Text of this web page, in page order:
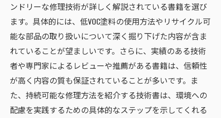
ンドリーな修理技術が詳しく解説されている書籍を選び
ます。具体的には、低VOC塗料の使用方法やリサイクル可
能な部品の取り扱いについて深く掘り下げた内容が含ま
れていることが望ましいです。さらに、実績のある技術
者や専門家によるレビューや推薦がある書籍は、信頼性
が高く内容の質も保証されていることが多いです。ま
た、持続可能な修理方法を紹介する技術書は、環境への
配慮を実践するための具体的なステップを示してくれる